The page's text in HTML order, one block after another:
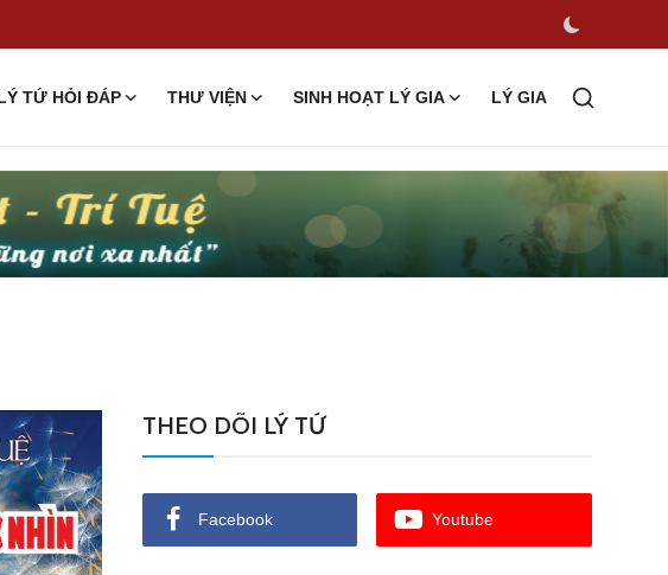
TỨ HỎI ĐÁP THƯ VIỆN SINH HOẠT LÝ GIA LÝ GIA
THEO DÕI LÝ TỨ
Facebook Youtube